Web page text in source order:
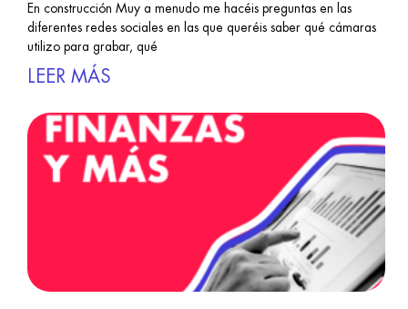
En construcción Muy a menudo me hacéis preguntas en las
diferentes redes sociales en las que queréis saber qué cámaras
utilizo para grabar, qué
LEER MÁS